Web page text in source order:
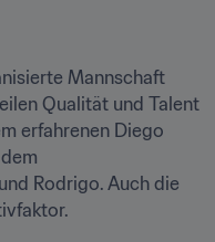
Mannschaft
Qualität und Talent
erfahrenen Diego
Rodrigo. Auch die